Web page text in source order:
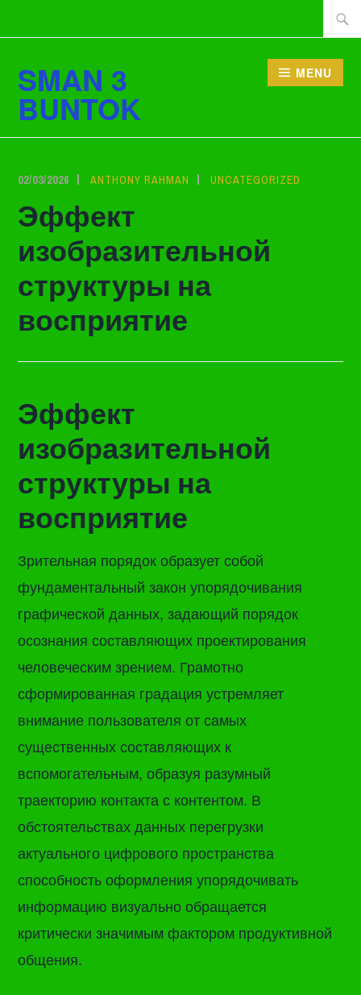
ke
Cari
SMAN 3
BUNTOK
MENU
02/03/2026 ANTHONY RAHMAN UNCATEGORIZED
Эффект
изобразительной
структуры на
восприятие
Эффект
изобразительной
структуры на
восприятие
Зрительная порядок образует собой
фундаментальный закон упорядочивания
графической данных, задающий порядок
осознания составляющих проектирования
человеческим зрением. Грамотно
сформированная градация устремляет
внимание пользователя от самых
существенных составляющих к
вспомогательным, образуя разумный
траекторию контакта с контентом. В
обстоятельствах данных перегрузки
актуального цифрового пространства
способность оформления упорядочивать
информацию визуально обращается
критически значимым фактором продуктивной
общения.